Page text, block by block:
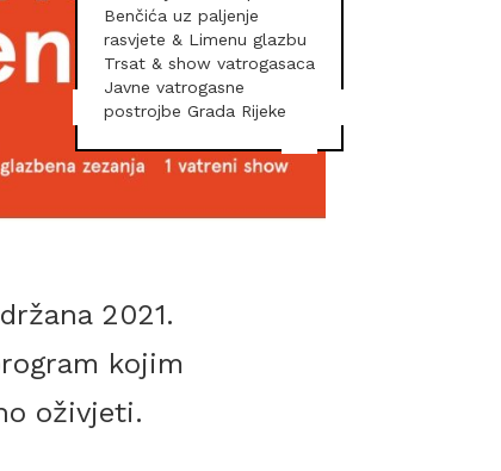
Benčića uz paljenje
rasvjete & Limenu glazbu
Trsat & show vatrogasaca
Javne vatrogasne
postrojbe Grada Rijeke
2021.
kojim
oživjeti.